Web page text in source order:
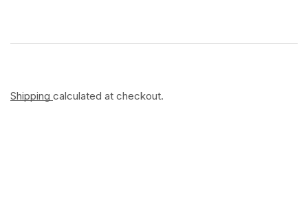
Shipping calculated at checkout.